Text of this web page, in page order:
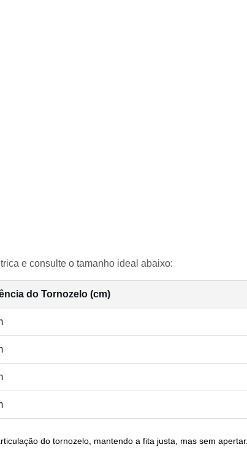
e consulte o tamanho ideal abaixo:
do Tornozelo (cm)
do tornozelo, mantendo a fita justa, mas sem apertar.